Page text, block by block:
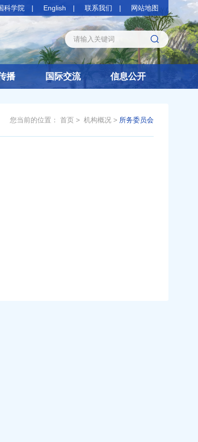
科学院 English 联系我们 网站地图
播 国际交流 信息公开
您当前的位置： 首页 > 机构概况 > 所务委员会